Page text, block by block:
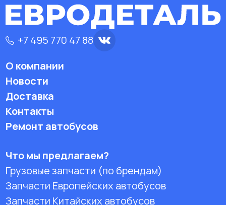
+7 495 770 47 88
О компании
Новости
Доставка
Контакты
Ремонт автобусов
Что мы предлагаем?
Грузовые запчасти (по брендам)
Запчасти Европейских автобусов
Запчасти Китайских автобусов